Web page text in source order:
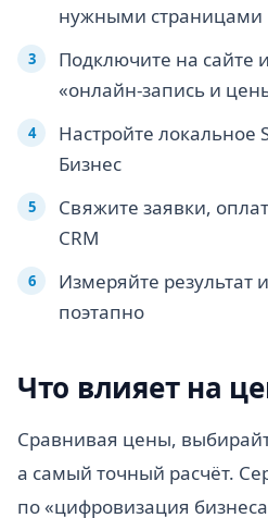
нужными страницами
Подключите на сайте
«онлайн-запись и
Настройте локальное
Бизнес
Свяжите заявки,
CRM
Измеряйте результат
поэтапно
Что влияет на
Сравнивая цены,
а самый точный расчёт.
по «цифровизация